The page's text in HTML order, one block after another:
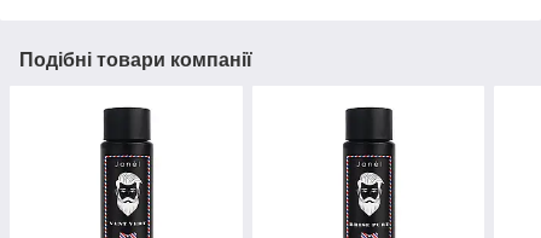
Подібні товари компанії